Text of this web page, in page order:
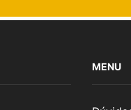
MENU